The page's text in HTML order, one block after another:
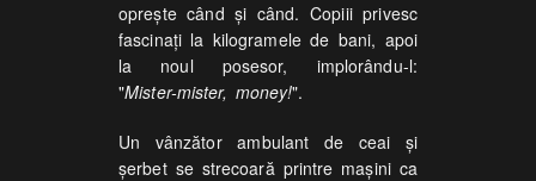
opreşte când şi când. Copiii privesc
fascinaţi la kilogramele de bani, apoi
la noul posesor, implorându-l:
"Mister-mister, money!".
Un vânzător ambulant de ceai şi
şerbet se strecoară printre maşini ca